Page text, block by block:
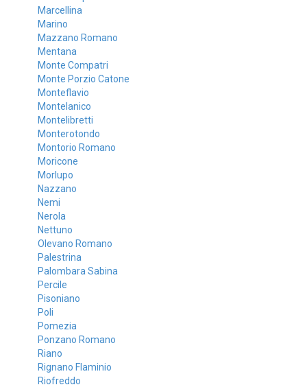
Marcellina
Marino
Mazzano Romano
Mentana
Monte Compatri
Monte Porzio Catone
Monteflavio
Montelanico
Montelibretti
Monterotondo
Montorio Romano
Moricone
Morlupo
Nazzano
Nemi
Nerola
Nettuno
Olevano Romano
Palestrina
Palombara Sabina
Percile
Pisoniano
Poli
Pomezia
Ponzano Romano
Riano
Rignano Flaminio
Riofreddo